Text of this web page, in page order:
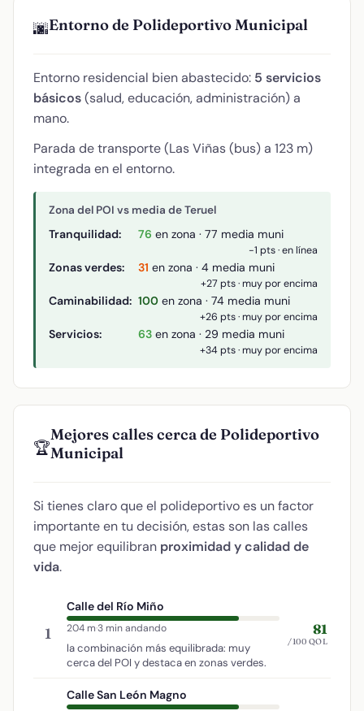
🌆Entorno de Polideportivo Municipal
Entorno residencial bien abastecido: 5 servicios
básicos(salud, educación, administración) a
mano.
Parada de transporte (Las Viñas (bus) a 123 m)
integrada en el entorno.
Zona del POI vs media de Teruel
Tranquilidad: 76 en zona · 77 media muni
-1 pts · en línea
Zonas verdes: 31 en zona · 4 media muni
+27 pts · muy por encima
Caminabilidad: 100 en zona · 74 media muni
+26 pts · muy por encima
Servicios: 63 en zona · 29 media muni
+34 pts · muy por encima
🏆
Mejores calles cerca de Polideportivo
Municipal
Si tienes claro que el polideportivo es un factor
importante en tu decisión, estas son las calles
que mejor equilibran proximidad y calidad de
vida.
1
Calle del Río Miño
204 m·3 min andando
la combinación más equilibrada: muy
cerca del POI y destaca en zonas verdes.
81
/100 QOL
Calle San León Magno